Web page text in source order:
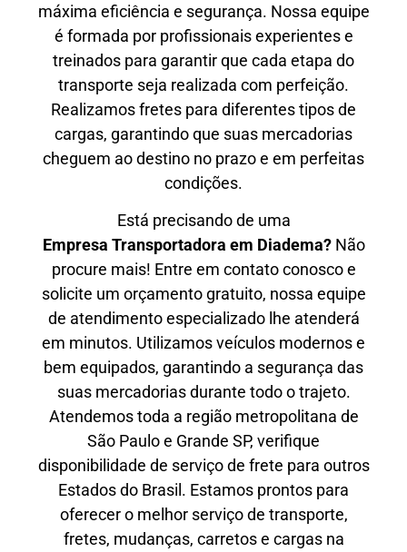
máxima eficiência e segurança. Nossa equipe
é formada por profissionais experientes e
treinados para garantir que cada etapa do
transporte seja realizada com perfeição.
Realizamos fretes para diferentes tipos de
cargas, garantindo que suas mercadorias
cheguem ao destino no prazo e em perfeitas
condições.
Está precisando de uma
Empresa Transportadora em Diadema?Não
procure mais! Entre em contato conosco e
solicite um orçamento gratuito, nossa equipe
de atendimento especializado lhe atenderá
em minutos. Utilizamos veículos modernos e
bem equipados, garantindo a segurança das
suas mercadorias durante todo o trajeto.
Atendemos toda a região metropolitana de
São Paulo e Grande SP, verifique
disponibilidade de serviço de frete para outros
Estados do Brasil. Estamos prontos para
oferecer o melhor serviço de transporte,
fretes, mudanças, carretos e cargas na